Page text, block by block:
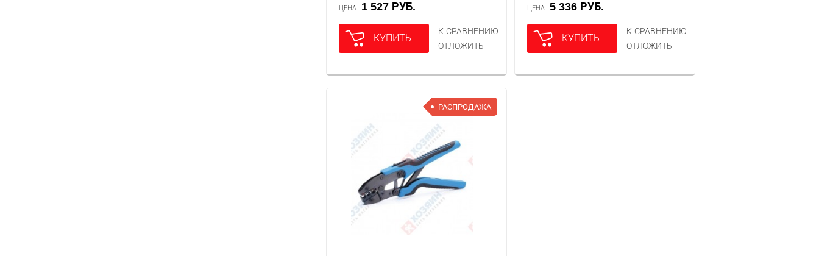
ЦЕНА 1 527 РУБ.
КУПИТЬ
К СРАВНЕНИЮ
ОТЛОЖИТЬ
ЦЕНА 5 336 РУБ.
КУПИТЬ
К СРАВНЕНИЮ
ОТЛОЖИТЬ
РАСПРОДАЖА